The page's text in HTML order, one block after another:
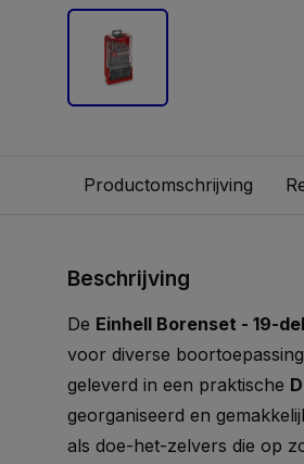
Productomschrijving
Beschrijving
De Einhell Borenset - 19-
voor diverse
geleverd in een praktische
georganiseerd en
als doe-het-zelvers die op